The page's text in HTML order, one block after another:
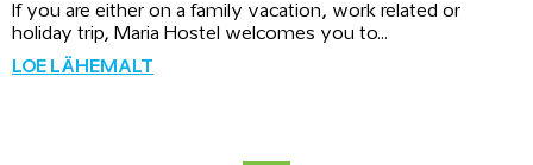
If you are either on a family vacation, work related or
holiday trip, Maria Hostel welcomes you to...
LOE LÄHEMALT